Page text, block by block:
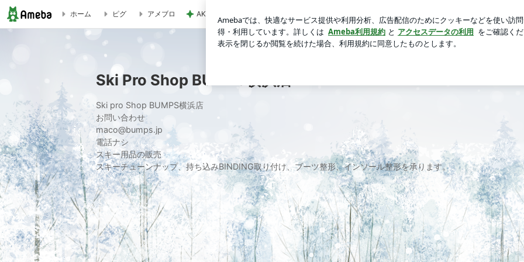
ARMADA ARW84 150cmが入荷しました！ | Ski Pro Shop BUMPS横浜店
ホーム ピグ アメブロ AKINA 父に次女を預け乗った乗り物
Ski Pro Shop BUMPS横浜店
Ski pro Shop BUMPS横浜店
お問い合わせ
maco@bumps.jp
電話ナシ
スキー用品の販売
スキーチューンナップ、持ち込みBINDING取り付け、ブーツ整形、インソール整形を承ります。